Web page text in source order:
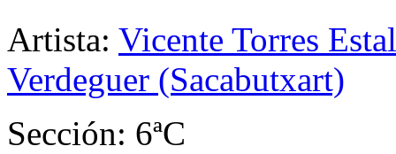
Artista: Vicente Torres
Verdeguer (Sacabutxart)
Sección: 6ªC